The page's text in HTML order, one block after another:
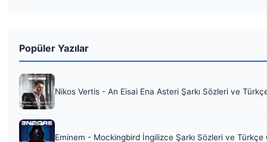
Popüler Yazılar
Nikos Vertis - An Eisai Ena Asteri Şarkı Sözleri ve
Eminem - Mockingbird İngilizce Şarkı Sözleri ve Türkçe